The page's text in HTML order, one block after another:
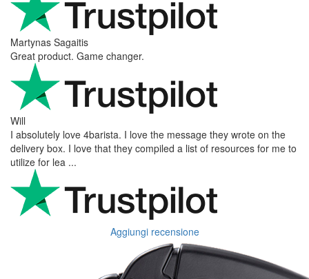
Martynas Sagaitis
Great product. Game changer.
Will
I absolutely love 4barista. I love the message they wrote on the
delivery box. I love that they compiled a list of resources for me to
utilize for lea ...
Aggiungi recensione